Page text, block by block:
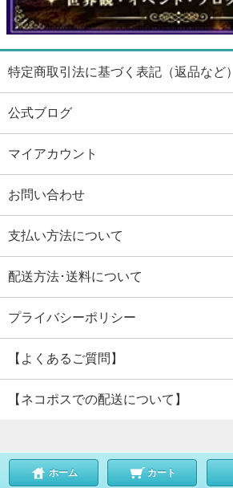
特定商取引法に基づく表記（返品など）
公式ブログ
マイアカウント
お問い合わせ
支払い方法について
配送方法･送料について
プライバシーポリシー
【よくあるご質問】
【ネコポスでの配送について】
ホーム カート